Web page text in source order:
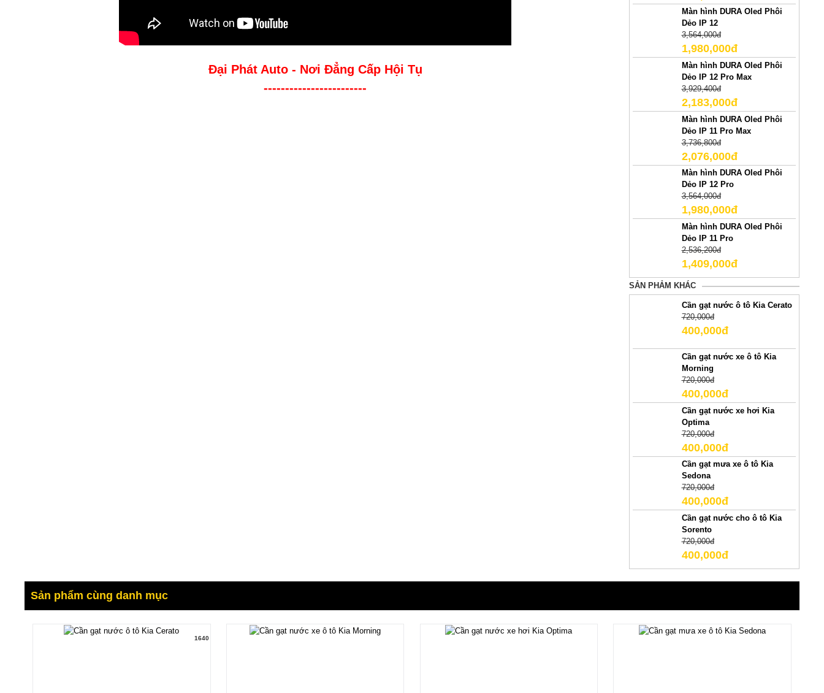
Đại Phát Auto - Nơi Đẳng Cấp Hội Tụ
------------------------
Màn hình DURA Oled Phôi
Dẻo IP 12
3,564,000đ
1,980,000đ
Màn hình DURA Oled Phôi
Dẻo IP 12 Pro Max
3,929,400đ
2,183,000đ
Màn hình DURA Oled Phôi
Dẻo IP 11 Pro Max
3,736,800đ
2,076,000đ
Màn hình DURA Oled Phôi
Dẻo IP 12 Pro
3,564,000đ
1,980,000đ
Màn hình DURA Oled Phôi
Dẻo IP 11 Pro
2,536,200đ
1,409,000đ
SẢN PHẢM KHÁC
Cần gạt nước ô tô Kia Cerato
720,000đ
400,000đ
Cần gạt nước xe ô tô Kia
Morning
720,000đ
400,000đ
Cần gạt nước xe hơi Kia
Optima
720,000đ
400,000đ
Cần gạt mưa xe ô tô Kia
Sedona
720,000đ
400,000đ
Cần gạt nước cho ô tô Kia
Sorento
720,000đ
400,000đ
Sản phẩm cùng danh mục
1640